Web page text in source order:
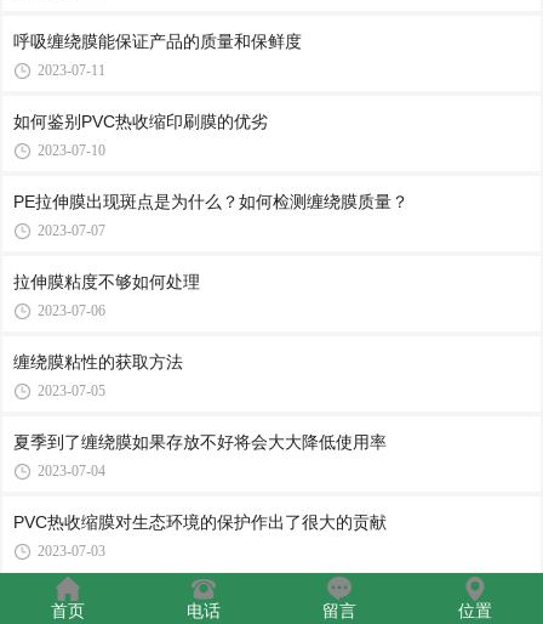
呼吸缠绕膜能保证产品的质量和保鲜度
2023-07-11
如何鉴别PVC热收缩印刷膜的优劣
2023-07-10
PE拉伸膜出现斑点是为什么？如何检测缠绕膜质量？
2023-07-07
拉伸膜粘度不够如何处理
2023-07-06
缠绕膜粘性的获取方法
2023-07-05
夏季到了缠绕膜如果存放不好将会大大降低使用率
2023-07-04
PVC热收缩膜对生态环境的保护作出了很大的贡献
2023-07-03
决定拉伸膜厚度的因素和发生破裂的原因是什么
首页 电话 留言 位置